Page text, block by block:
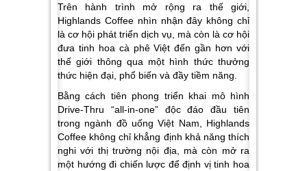
Trên hành trình mở rộng ra thế giới,
Highlands Coffee nhìn nhận đây không chỉ
là cơ hội phát triển dịch vụ, mà còn là cơ hội
đưa tinh hoa cà phê Việt đến gần hơn với
thế giới thông qua một hình thức thưởng
thức hiện đại, phổ biến và đầy tiềm năng.
Bằng cách tiên phong triển khai mô hình
Drive-Thru “all-in-one” độc đáo đầu tiên
trong ngành đồ uống Việt Nam, Highlands
Coffee không chỉ khẳng định khả năng thích
nghi với thị trường nội địa, mà còn mở ra
một hướng đi chiến lược để định vị tinh hoa